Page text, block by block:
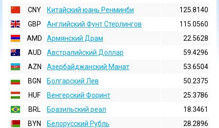
CNY
Китайский юань Ренминби
125.8140
GBP
Английский Фунт Стерлингов
115.0560
AMD
Армянский Драм
22.5628
AUD
Австралийский Доллар
59.4296
AZN
Азербайджанский Манат
53.6504
BGN
Болгарский Лев
50.2375
HUF
Венгерский Форинт
25.3786
BRL
Бразильский реал
18.3461
BYN
Белорусский Рубль
28.2896